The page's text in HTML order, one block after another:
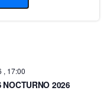
, 17:00
NOCTURNO 2026